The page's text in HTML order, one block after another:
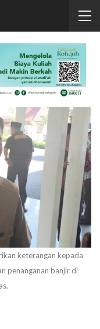
keterangan kepada
penanganan banjir di